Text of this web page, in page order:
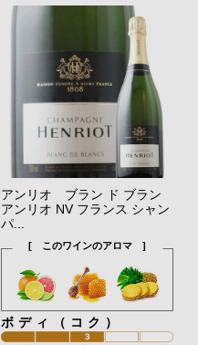
アンリオ ブラン ド ブラン
アンリオ NV フランス シャン
パ...
[ このワインのアロマ ]
ボディ（コク）